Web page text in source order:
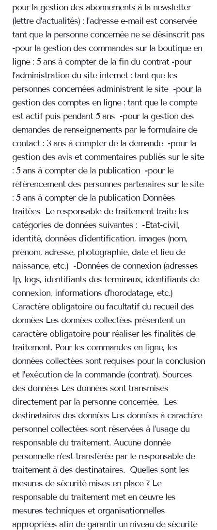
pour la gestion des abonnements à la newsletter
(lettre d’actualités) : l’adresse e-mail est conservée
tant que la personne concernée ne se désinscrit pas
-pour la gestion des commandes sur la boutique en
ligne : 5 ans à compter de la fin du contrat -pour
l’administration du site internet : tant que les
personnes concernées administrent le site -pour la
gestion des comptes en ligne : tant que le compte
est actif puis pendant 5 ans -pour la gestion des
demandes de renseignements par le formulaire de
contact : 3 ans à compter de la demande -pour la
gestion des avis et commentaires publiés sur le site
: 5 ans à compter de la publication -pour le
référencement des personnes partenaires sur le site
: 5 ans à compter de la publication Données
traitées Le responsable de traitement traite les
catégories de données suivantes : -Etat-civil,
identité, données d'identification, images (nom,
prénom, adresse, photographie, date et lieu de
naissance, etc.) -Données de connexion (adresses
Ip, logs, identifiants des terminaux, identifiants de
connexion, informations d'horodatage, etc.)
Caractère obligatoire ou facultatif du recueil des
données Les données collectées présentent un
caractère obligatoire pour réaliser les finalités de
traitement. Pour les commandes en ligne, les
données collectées sont requises pour la conclusion
et l’exécution de la commande (contrat). Sources
des données Les données sont transmises
directement par la personne concernée. Les
destinataires des données Les données à caractère
personnel collectées sont réservées à l’usage du
responsable du traitement. Aucune donnée
personnelle n'est transférée par le responsable de
traitement à des destinataires. Quelles sont les
mesures de sécurité mises en place ? Le
responsable du traitement met en œuvre les
mesures techniques et organisationnelles
appropriées afin de garantir un niveau de sécurité